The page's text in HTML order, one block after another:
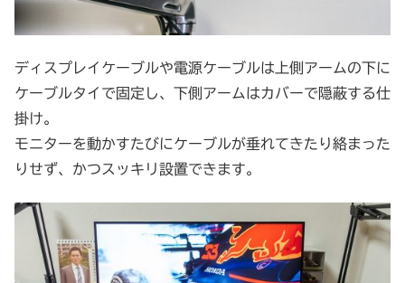
ディスプレイケーブルや電源ケーブルは上側アームの下に
ケーブルタイで固定し、下側アームはカバーで隠蔽する仕
掛け。
モニターを動かすたびにケーブルが垂れてきたり絡まった
りせず、かつスッキリ設置できます。